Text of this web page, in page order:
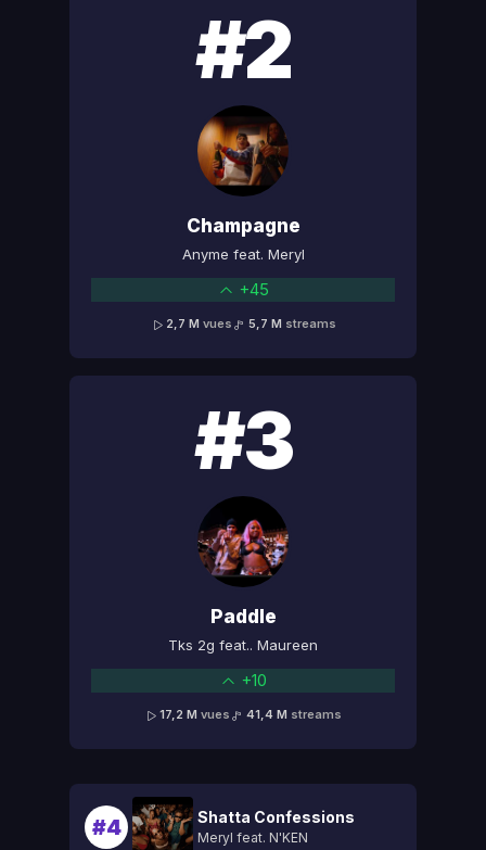
#2
Champagne
Anyme feat. Meryl
+45
2,7 M vues 5,7 M streams
#3
Paddle
Tks 2g feat.. Maureen
+10
17,2 M vues 41,4 M streams
#4 Shatta Confessions
Meryl feat. N'KEN